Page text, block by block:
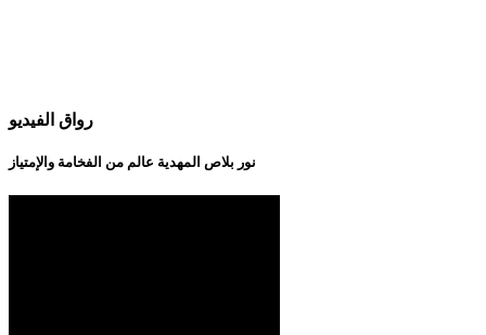
رواق الفيديو
نور بلاص المهدية عالم من الفخامة والإمتياز